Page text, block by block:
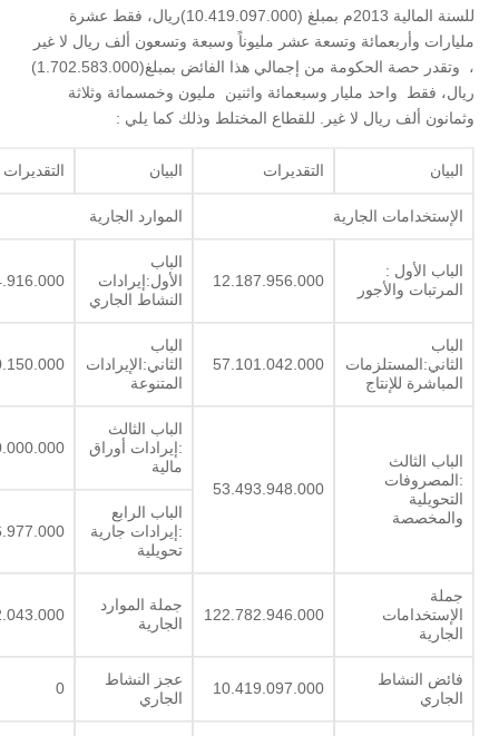
للسنة المالية 2013م بمبلغ (10.419.097.000)ريال، فقط عشرة
مليارات وأربعمائة وتسعة عشر مليوناً وسبعة وتسعون ألف ريال لا غير
، وتقدر حصة الحكومة من إجمالي هذا الفائض بمبلغ(1.702.583.000)
ريال، فقط واحد مليار وسبعمائة واثنين مليون وخمسمائة وثلاثة
وثمانون ألف ريال لا غير. للقطاع المختلط وذلك كما يلي :
البيان التقديرات البيان التقديرات
الإستخدامات الجارية الموارد الجارية
الباب الأول :
المرتبات والأجور
12.187.956.000
الباب
الأول:إيرادات
النشاط الجاري
الباب
الثاني:المستلزمات
المباشرة للإنتاج
57.101.042.000
الباب
الثاني:الإيرادات
المتنوعة
الباب الثالث
:المصروفات
التحويلية
والمخصصة
53.493.948.000
الباب الثالث
:إيرادات أوراق
مالية
الباب الرابع
:إيرادات جارية
تحويلية
جملة
الإستخدامات
الجارية
122.782.946.000
جملة الموارد
الجارية
فائض النشاط
الجاري
10.419.097.000
عجز النشاط
الجاري
0